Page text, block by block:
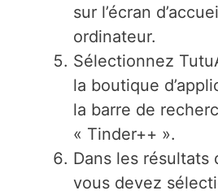
sur l’écran
ordinateur.
Sélectionnez
la boutique
la barre de
« Tinder++ ».
Dans les résultats
vous devez